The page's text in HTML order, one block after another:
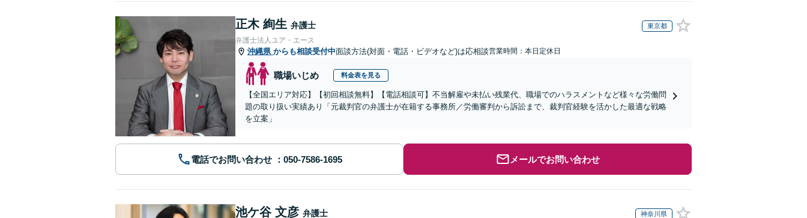
正木 絢生 弁護士 東京都
弁護士法人ユア・エース
沖縄県 からも相談受付中面談方法(対面・電話・ビデオなど)は応相談営業時間：本日定休日
職場いじめ 料金表を見る
【全国エリア対応】【初回相談無料】【電話相談可】不当解雇や未払い残業代、職場でのハラスメントなど様々な労働問
題の取り扱い実績あり「元裁判官の弁護士が在籍する事務所／労働審判から訴訟まで、裁判官経験を活かした最適な戦略
を立案」
電話でお問い合わせ メールでお問い合わせ
池ケ谷 文彦 弁護士 神奈川県